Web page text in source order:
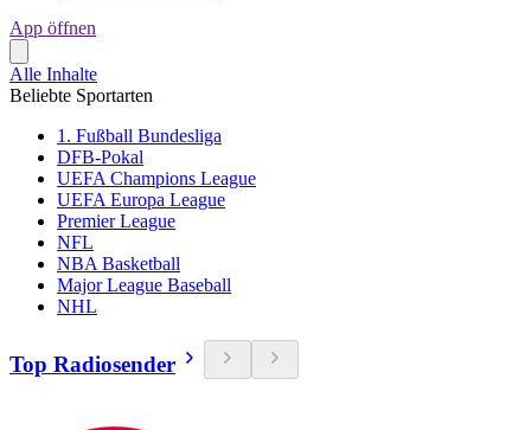
App öffnen
Alle Inhalte
Beliebte Sportarten
1. Fußball Bundesliga
DFB-Pokal
UEFA Champions League
UEFA Europa League
Premier League
NFL
NBA Basketball
Major League Baseball
NHL
Top Radiosender